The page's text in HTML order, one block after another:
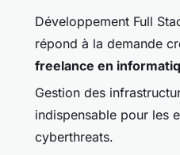
Développement Full
répond à la demande
freelance en
Gestion des
indispensable pour les
cyberthreats.